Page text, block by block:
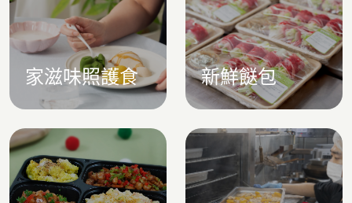
家滋味照護食 新鮮餸包